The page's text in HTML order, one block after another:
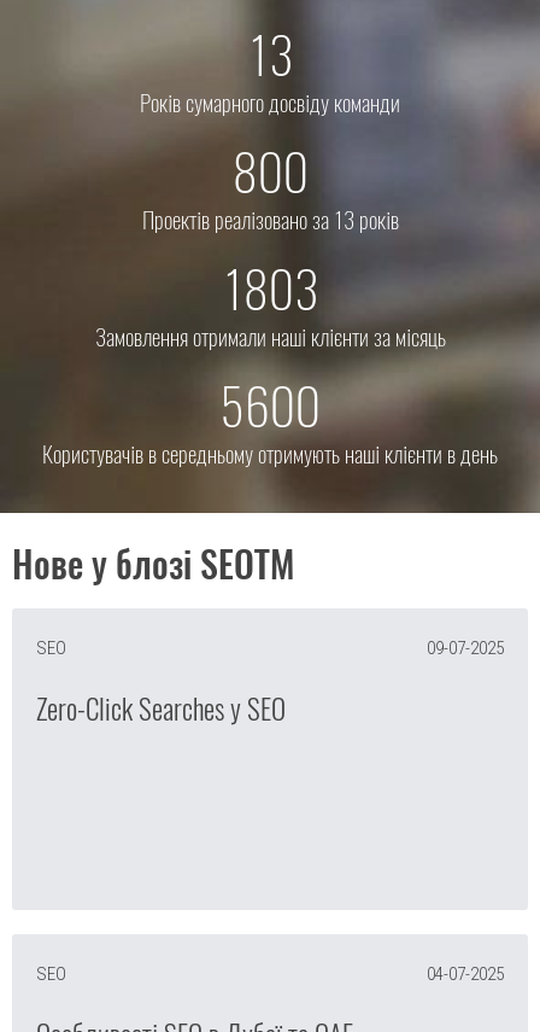
13
Років сумарного досвіду команди
800
Проектів реалізовано за 13 років
1803
Замовлення отримали наші клієнти за місяць
5600
Користувачів в середньому отримують наші клієнти в день
Нове у блозі SEOTM
SEO 09-07-2025
Zero-Click Searches у SEO
SEO 04-07-2025